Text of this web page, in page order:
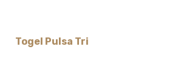
Togel Pulsa Tri